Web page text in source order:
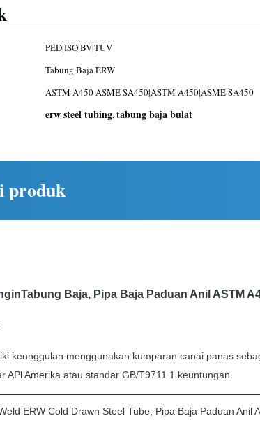
PED|ISO|BV|TUV
Tabung Baja ERW
ASTM A450 ASME SA450|ASTM A450|ASME SA450
erw steel tubing,tabung baja bulat
produk
Tabung Baja, Pipa Baja Paduan Anil ASTM
keunggulan menggunakan kumparan canai panas
APl Amerika atau standar GB/T9711.1.keuntungan.
ERW Cold Drawn Steel Tube, Pipa Baja Paduan Anil